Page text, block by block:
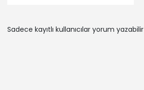
Sadece kayıtlı kullanıcılar yorum yazabilir